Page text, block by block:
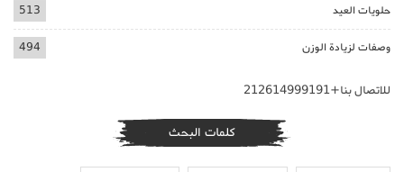
حلويات العيد 513
وصفات لزيادة الوزن 494
للاتصال بنا+212614999191
كلمات البحث